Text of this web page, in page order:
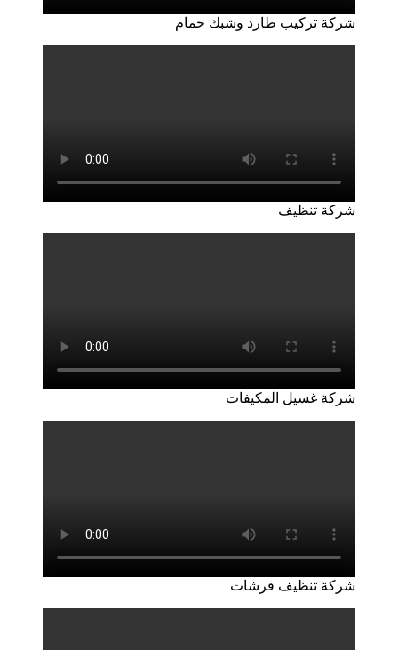
شركة تركيب طارد وشبك حمام
شركة تنظيف
شركة غسيل المكيفات
شركة تنظيف فرشات